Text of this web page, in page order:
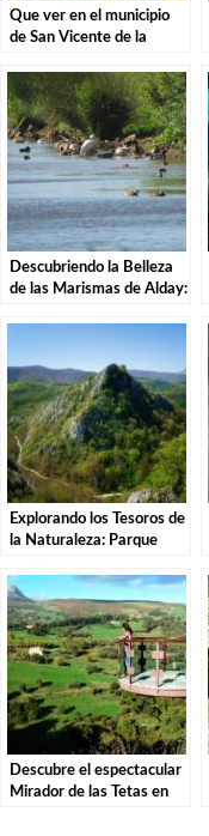
Que ver en el municipio
de San Vicente de la
Descubriendo la Belleza
de las Marismas de Alday:
Explorando los Tesoros de
la Naturaleza: Parque
Nansa en Tudanca.
Descubre el espectacular
Mirador de las Tetas en